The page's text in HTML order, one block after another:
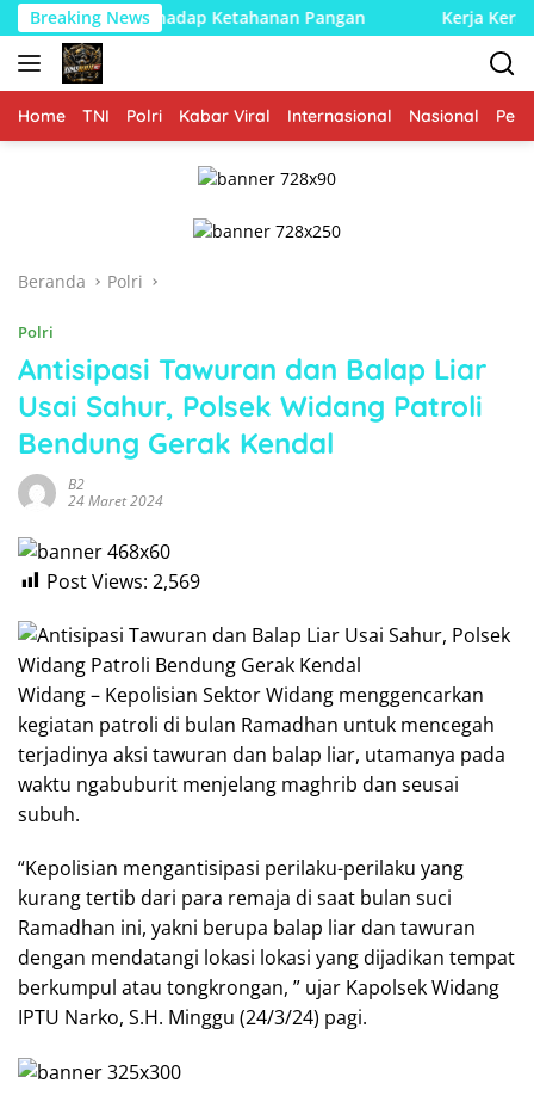
Langsung
ke
konten
Breaking News
TNI terhadap Ketahanan Pangan Kerja Keras
Home TNI Polri Kabar Viral Internasional Nasional
Beranda Polri
Polri
Antisipasi Tawuran dan Balap Liar
Usai Sahur, Polsek Widang Patroli
Bendung Gerak Kendal
B2
24 Maret 2024
Post Views: 2,569
Widang – Kepolisian Sektor Widang menggencarkan
kegiatan patroli di bulan Ramadhan untuk mencegah
terjadinya aksi tawuran dan balap liar, utamanya pada
waktu ngabuburit menjelang maghrib dan seusai
subuh.
“Kepolisian mengantisipasi perilaku-perilaku yang
kurang tertib dari para remaja di saat bulan suci
Ramadhan ini, yakni berupa balap liar dan tawuran
dengan mendatangi lokasi lokasi yang dijadikan tempat
berkumpul atau tongkrongan, ” ujar Kapolsek Widang
IPTU Narko, S.H. Minggu (24/3/24) pagi.